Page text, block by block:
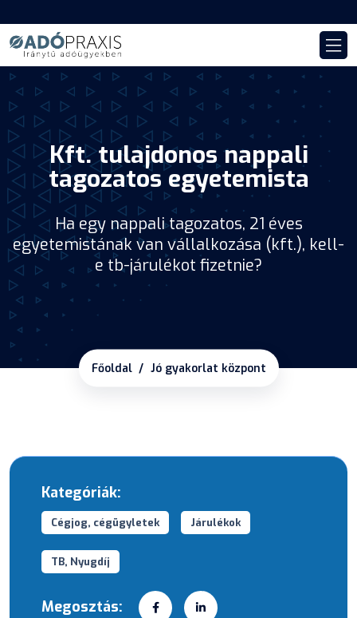
Kft. tulajdonos nappali
tagozatos egyetemista
Ha egy nappali tagozatos, 21 éves
egyetemistának van vállalkozása (kft.), kell-
e tb-járulékot fizetnie?
Főoldal Jó gyakorlat központ
Kategóriák:
Cégjog, cégügyletek Járulékok
TB, Nyugdíj
Megosztás: